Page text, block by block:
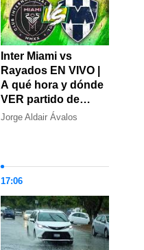
Inter Miami vs
Rayados EN VIVO |
A qué hora y dónde
VER partido de
Jornada 2 de la
Jorge Aldair Ávalos
17:06